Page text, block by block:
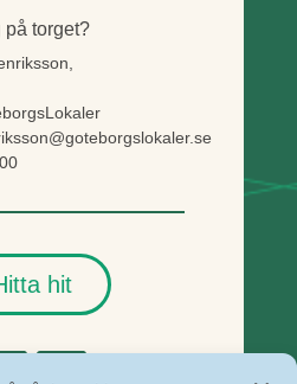
torget?
hit